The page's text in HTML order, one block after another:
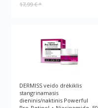
17,99 €*
DERMISS veido drėkiklis
stangrinamasis
dieninis/naktinis Powerful